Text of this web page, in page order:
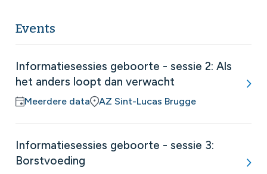
Events
Informatiesessies geboorte - sessie 2: Als
het anders loopt dan verwacht
Meerdere data AZ Sint-Lucas Brugge
Informatiesessies geboorte - sessie 3:
Borstvoeding